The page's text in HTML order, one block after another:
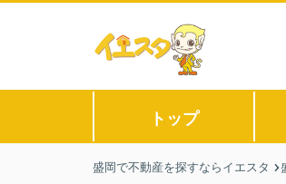
トップ
盛岡で不動産を探すならイエスタ